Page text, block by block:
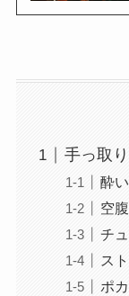
手っ取
酔
空
チ
ス
ポ